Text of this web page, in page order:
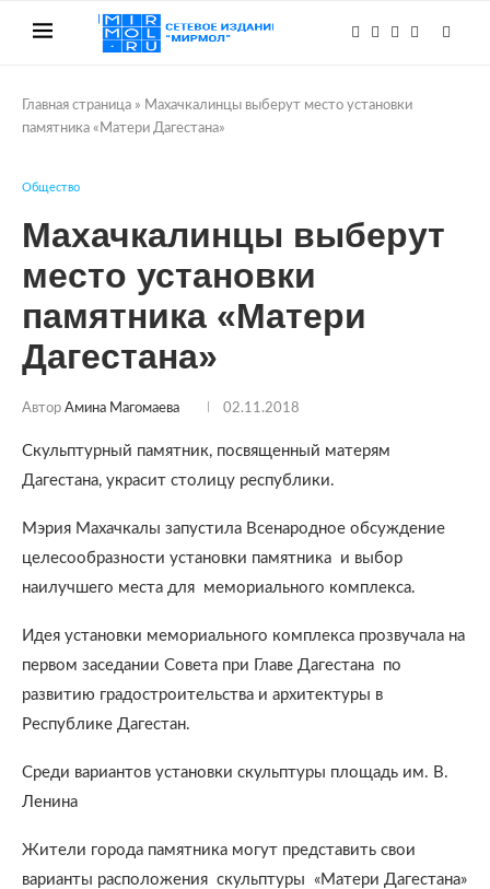
Главная страница » Махачкалинцы выберут место установки
памятника «Матери Дагестана»
Общество
Махачкалинцы выберут
место установки
памятника «Матери
Дагестана»
Автор Амина Магомаева 02.11.2018
Скульптурный памятник, посвященный матерям
Дагестана, украсит столицу республики.
Мэрия Махачкалы запустила Всенародное обсуждение
целесообразности установки памятника и выбор
наилучшего места для мемориального комплекса.
Идея установки мемориального комплекса прозвучала на
первом заседании Совета при Главе Дагестана по
развитию градостроительства и архитектуры в
Республике Дагестан.
Среди вариантов установки скульптуры площадь им. В.
Ленина
Жители города памятника могут представить свои
варианты расположения скульптуры «Матери Дагестана»